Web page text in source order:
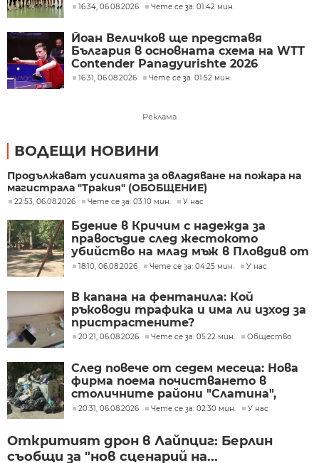
16:34, 06.08.2026 Чете се за: 01:42 мин.
Йоан Величков ще представя
България в основната схема на WTT
Contender Panagyurishte 2026
16:31, 06.08.2026 Чете се за: 01:52 мин.
Реклама
ВОДЕЩИ НОВИНИ
Продължават усилията за овладяване на пожара на
магистрала "Тракия" (ОБОБЩЕНИЕ)
22:53, 06.08.2026 Чете се за: 03:10 мин. У нас
Бдение в Кричим с надежда за
правосъдие след жестокото
убийство на млад мъж в Пловдив от
тийнейджъри
18:10, 06.08.2026 Чете се за: 04:25 мин. У нас
В капана на фентанила: Кой
ръководи трафика и има ли изход за
пристрастените?
20:21, 06.08.2026 Чете се за: 05:22 мин. Общество
След повече от седем месеца: Нова
фирма поема почистването в
столичните райони "Слатина",
"Подуяне" и "Изгрев"
20:31, 06.08.2026 Чете се за: 02:30 мин. У нас
Откритият дрон в Лайпциг: Берлин
съобщи за "нов сценарий на...